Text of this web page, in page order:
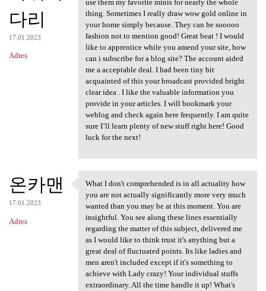
다리
17.01.2023
Adres
use them my favorite minis for nearly the whole
thing. Sometimes I really draw wow gold online in
your home simply because. They can be sooooo
fashion not to mention good! Great beat ! I would
like to apprentice while you amend your site, how
can i subscribe for a blog site? The account aided
me a acceptable deal. I had been tiny bit
acquainted of this your broadcast provided bright
clear idea . I like the valuable information you
provide in your articles. I will bookmark your
weblog and check again here frequently. I am quite
sure I’ll learn plenty of new stuff right here! Good
luck for the next!
온카맨
17.01.2023
Adres
What I don't comprehended is
What I don't comprehended is in all actuality how
you are not actually significantly more very much
wanted than you may be at this moment. You are
insightful. You see along these lines essentially
regarding the matter of this subject, delivered me
as I would like to think trust it's anything but a
great deal of fluctuated points. Its like ladies and
men aren't included except if it's something to
achieve with Lady crazy! Your individual stuffs
extraordinary. All the time handle it up! What's